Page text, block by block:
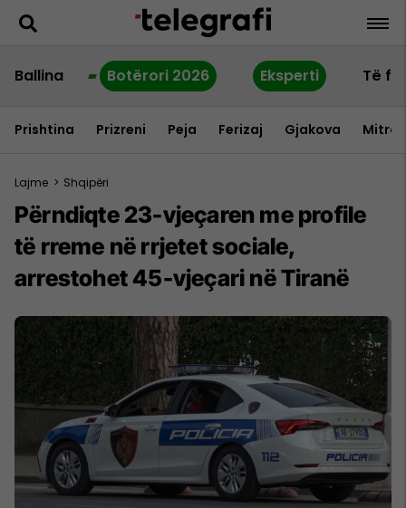
Ballina Botërori 2026 Eksperti Të
Prishtina Prizreni Peja Ferizaj Gjakova
Lajme > Shqipëri
Përndiqte 23-vjeçaren me profile
të rreme në rrjetet sociale,
arrestohet 45-vjeçari në Tiranë